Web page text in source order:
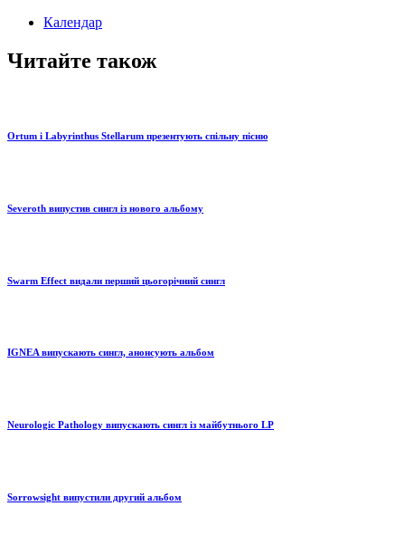
Календар
Читайте також
Ortum і Labyrinthus Stellarum презентують спільну пісню
Severoth випустив сингл із нового альбому
Swarm Effect видали перший цьогорічний сингл
IGNEA випускають сингл, анонсують альбом
Neurologic Pathology випускають сингл із майбутнього LP
Sorrowsight випустили другий альбом